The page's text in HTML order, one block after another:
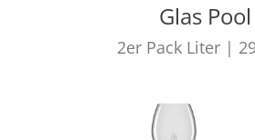
Glas Pool
2er Pack Liter |